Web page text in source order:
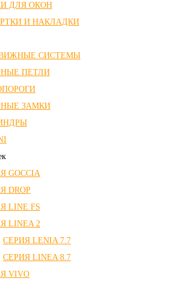
ДЛЯ ОКОН
И НАКЛАДКИ
СИСТЕМЫ
ПЕТЛИ
ЗАМКИ
GOCCIA
DROP
LINE FS
LINEA 2
СЕРИЯ LENIA 7.7
СЕРИЯ LINEA 8.7
VIVO